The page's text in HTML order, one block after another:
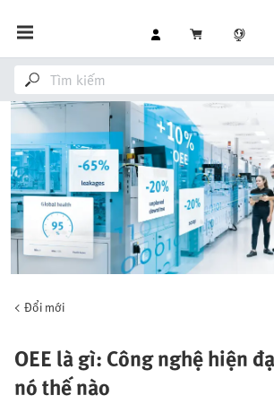
Đổi mới
OEE là gì: Công nghệ hiện
nó thế nào